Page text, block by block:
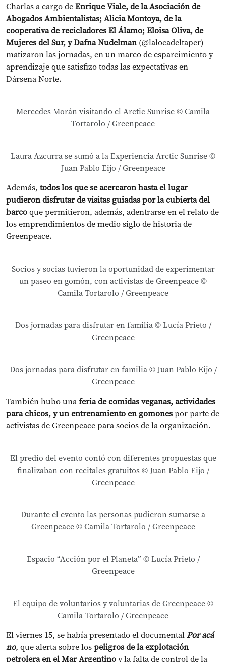
Charlas a cargo deEnrique Viale, de la Asociación de
Abogados Ambientalistas; Alicia Montoya, de la
cooperativa de recicladores El Álamo; Eloisa Oliva, de
Mujeres del Sur, y Dafna Nudelman(@lalocadeltaper)
matizaron las jornadas, en un marco de esparcimiento y
aprendizaje que satisfizo todas las expectativas en
Dársena Norte.
Mercedes Morán visitando el Arctic Sunrise © Camila
Tortarolo / Greenpeace
Laura Azcurra se sumó a la Experiencia Arctic Sunrise ©
Juan Pablo Eijo / Greenpeace
Además, todos los que se acercaron hasta el lugar
pudieron disfrutar de visitas guiadas por la cubierta del
barcoque permitieron, además, adentrarse en el relato de
los emprendimientos de medio siglo de historia de
Greenpeace.
Socios y socias tuvieron la oportunidad de experimentar
un paseo en gomón, con activistas de Greenpeace ©
Camila Tortarolo / Greenpeace
Dos jornadas para disfrutar en familia © Lucía Prieto /
Greenpeace
Dos jornadas para disfrutar en familia © Juan Pablo Eijo /
Greenpeace
También hubo unaferia de comidas veganas, actividades
para chicos, y un entrenamiento en gomonespor parte de
activistas de Greenpeace para socios de la organización.
El predio del evento contó con diferentes propuestas que
finalizaban con recitales gratuitos © Juan Pablo Eijo /
Greenpeace
Durante el evento las personas pudieron sumarse a
Greenpeace © Camila Tortarolo / Greenpeace
Espacio “Acción por el Planeta” © Lucía Prieto /
Greenpeace
El equipo de voluntarios y voluntarias de Greenpeace ©
Camila Tortarolo / Greenpeace
El viernes 15, se había presentado el documentalPor acá
no, que alerta sobre lospeligros de la explotación
petrolera en el Mar Argentinoy la falta de control de la